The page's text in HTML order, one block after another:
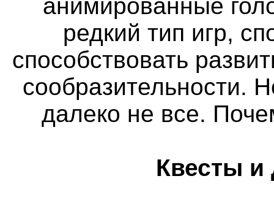
анимированные
редкий тип игр,
способствовать
сообразительности.
далеко не все.
Квесты и